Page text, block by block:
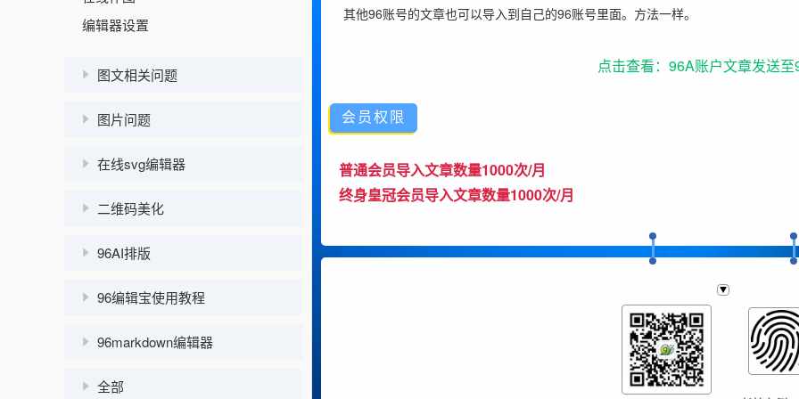
编辑器设置
图文相关问题
图片问题
在线svg编辑器
二维码美化
96AI排版
96编辑宝使用教程
96markdown编辑器
全部
其他96账号的文章也可以导入到自己的96账号里面。 方法一样。
点击查看：96A账户文章发送
会员权限
普通会员导入文章数量1000次/月
终身皇冠会员导入文章数量1000次/月